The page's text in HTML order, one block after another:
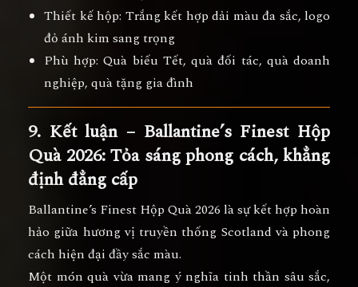
Thiết kế hộp: Trắng kết hợp dải màu đa sắc, logo
đỏ ánh kim sang trọng
Phù hợp: Quà biếu Tết, quà đối tác, quà doanh
nghiệp, quà tặng gia đình
9. Kết luận – Ballantine’s Finest Hộp
Quà 2026: Tỏa sáng phong cách, khẳng
định đẳng cấp
Ballantine’s Finest Hộp Quà 2026 là sự kết hợp hoàn
hảo giữa hương vị truyền thống Scotland và phong
cách hiện đại đầy sắc màu.
Một món quà vừa mang ý nghĩa tinh thần sâu sắc,